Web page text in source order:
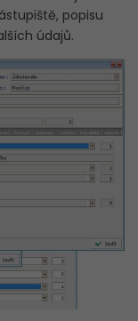
popisu
údajů.